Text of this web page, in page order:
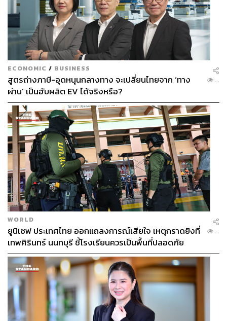
ECONOMIC / BUSINESS
สูตรถ่างภาษี-อุดหนุนกลางทาง จะเปลี่ยนไทยจาก ‘ทาง
ผ่าน’ เป็นฮับผลิต EV ได้จริงหรือ?
...
WORLD
ยูนิเซฟ ประเทศไทย ออกแถลงการณ์เสียใจ เหตุกราดยิงที่
เทพศิรินทร์ นนทบุรี ชี้โรงเรียนควรเป็นพื้นที่ปลอดภัย
...